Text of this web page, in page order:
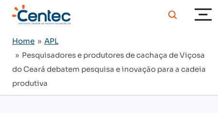
Home » APL
» Pesquisadores e produtores de cachaça de Viçosa
do Ceará debatem pesquisa e inovação para a cadeia
produtiva